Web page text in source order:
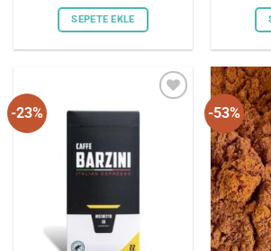
₺750.00.
SEPETE EKLE
-23%
Favorilerime
-53%